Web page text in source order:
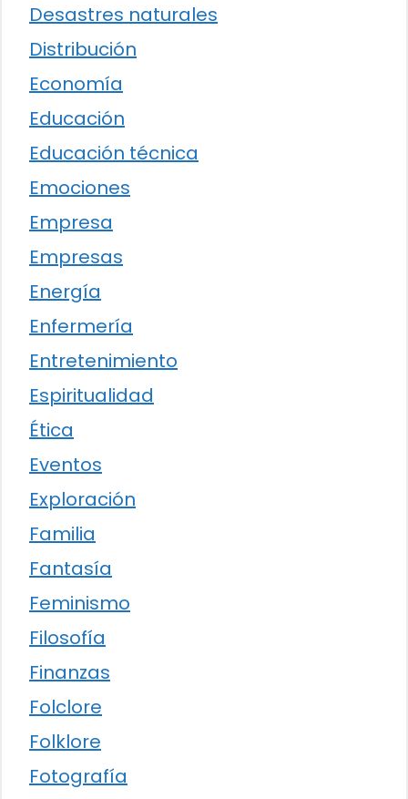
Desastres naturales
Distribución
Economía
Educación
Educación técnica
Emociones
Empresa
Empresas
Energía
Enfermería
Entretenimiento
Espiritualidad
Ética
Eventos
Exploración
Familia
Fantasía
Feminismo
Filosofía
Finanzas
Folclore
Folklore
Fotografía